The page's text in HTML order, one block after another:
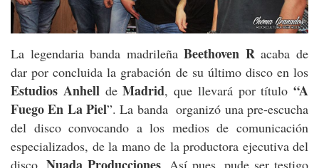
La legendaria banda madrileñaBeethoven Racaba de
dar por concluida la grabación de su último disco en los
Estudios AnhelldeMadrid, que llevará por título “A
Fuego En La Piel”. La banda organizó una pre-escucha
del disco convocando a los medios de comunicación
especializados, de la mano de la productora ejecutiva del
disco,
. Así pues, pude ser testigo